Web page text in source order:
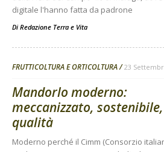
digitale l'hanno fatta da padrone
Di Redazione Terra e Vita
FRUTTICOLTURA E ORTICOLTURA 23
Mandorlo moderno:
meccanizzato,
qualità
Moderno perché il Cimm (Consorzio